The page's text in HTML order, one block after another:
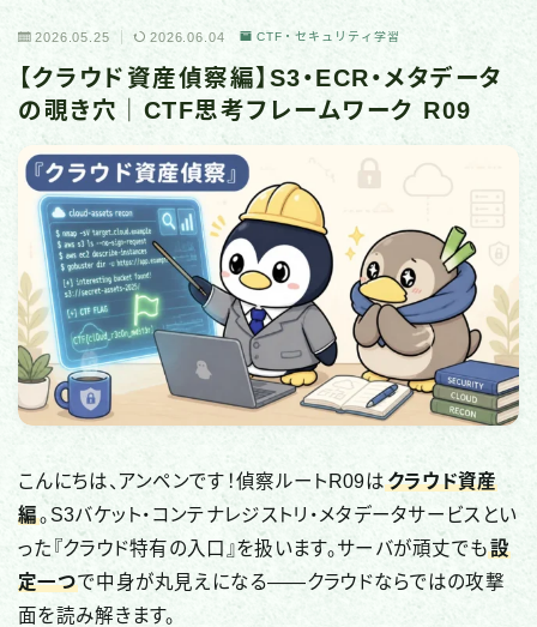
アカウント保護
スマホ・Wi-Fi・IoT
ネット脅威・最新ニュース
企業・組織の被害事例
マルウェア・ランサムウェア
国際・政治関連
全般・レポート
デバイス・ネットワーク
ネットワーク・通信
ブラウザ・Web
アプリ・プラットフォーム
セキュリティソフト・ツール
2026.05.25 2026.06.04 CTF・セキュリティ学習
【クラウド資産偵察編】S3・ECR・メタデータ
の覗き穴｜CTF思考フレームワーク R09
こんにちは、アンペンです！偵察ルートR09はクラウド資産
編。S3バケット・コンテナレジストリ・メタデータサービスとい
った『クラウド特有の入口』を扱います。サーバが頑丈でも設
定一つで中身が丸見えになる——クラウドならではの攻撃
面を読み解きます。